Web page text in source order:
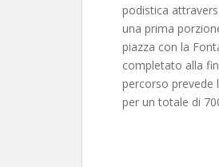
podistica
una prima
piazza con la
completato alla
percorso prevede
per un totale di